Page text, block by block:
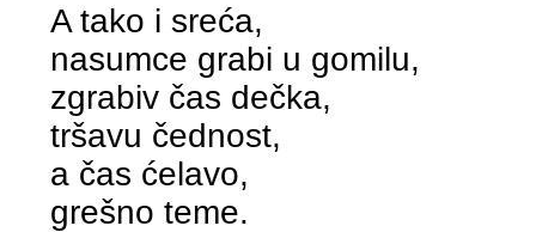
A tako i sreća,
nasumce grabi u gomilu,
zgrabiv čas dečka,
tršavu čednost,
a čas ćelavo,
grešno teme.